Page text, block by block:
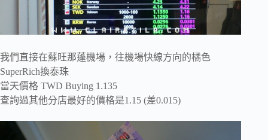
我們直接在蘇旺那蓬機場，往機場快線方向的橘色
SuperRich換泰珠
當天價格 TWD Buying 1.135
查詢過其他分店最好的價格是1.15 (差0.015)